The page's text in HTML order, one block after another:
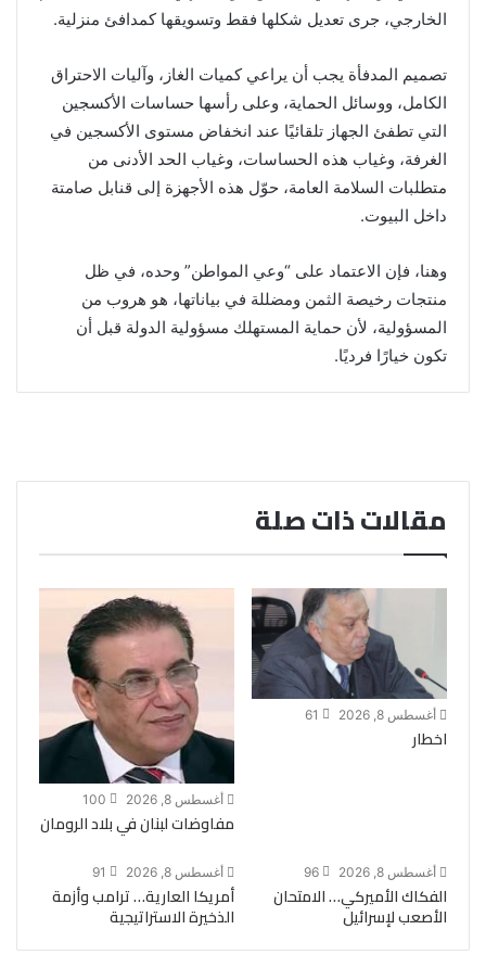
الخارجي، جرى تعديل شكلها فقط وتسويقها كمدافئ منزلية.
تصميم المدفأة يجب أن يراعي كميات الغاز، وآليات الاحتراق
الكامل، ووسائل الحماية، وعلى رأسها حساسات الأكسجين
التي تطفئ الجهاز تلقائيًا عند انخفاض مستوى الأكسجين في
الغرفة، وغياب هذه الحساسات، وغياب الحد الأدنى من
متطلبات السلامة العامة، حوّل هذه الأجهزة إلى قنابل صامتة
داخل البيوت.
وهنا، فإن الاعتماد على “وعي المواطن” وحده، في ظل
منتجات رخيصة الثمن ومضللة في بياناتها، هو هروب من
المسؤولية، لأن حماية المستهلك مسؤولية الدولة قبل أن
تكون خيارًا فرديًا.
مقالات ذات صلة
أغسطس 8, 2026 61
اخطار
أغسطس 8, 2026 100
مفاوضات لبنان في بلاد الرومان
أغسطس 8, 2026 96
الفكاك الأميركي… الامتحان
الأصعب لإسرائيل
أغسطس 8, 2026 91
أمريكا العارية… ترامب وأزمة
الذخيرة الاستراتيجية